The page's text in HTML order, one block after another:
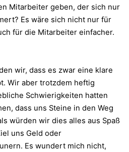
Mitarbeiter geben, der sich nur
Es wäre sich nicht nur für
für die Mitarbeiter einfacher.
wir, dass es zwar eine klare
Wir aber trotzdem heftig
Schwierigkeiten hatten
dass uns Steine in den Weg
würden wir dies alles aus Spaß
uns Geld oder
Es wundert mich nicht,